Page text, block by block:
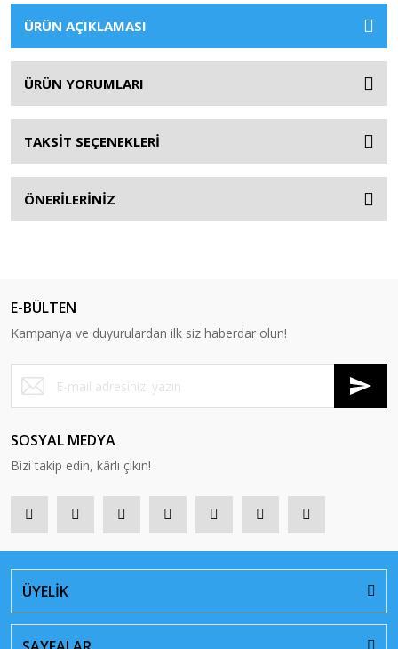
ÜRÜN AÇIKLAMASI
ÜRÜN YORUMLARI
TAKSİT SEÇENEKLERİ
ÖNERİLERİNİZ
E-BÜLTEN
Kampanya ve duyurulardan ilk siz haberdar olun!
SOSYAL MEDYA
Bizi takip edin, kârlı çıkın!
ÜYELİK